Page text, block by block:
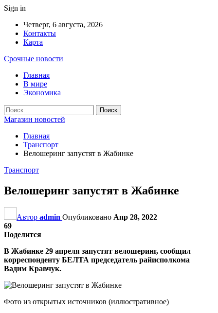
Sign in
Четверг, 6 августа, 2026
Контакты
Карта
Срочные новости
Главная
В мире
Экономика
Магазин новостей
Главная
Транспорт
Велошеринг запустят в Жабинке
Транспорт
Велошеринг запустят в Жабинке
Автор admin Опубликовано Апр 28, 2022
69
Поделится
В Жабинке 29 апреля запустят велошеринг, сообщил
корреспонденту БЕЛТА председатель райисполкома
Вадим Кравчук.
Фото из открытых источников (иллюстративное)